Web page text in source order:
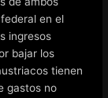
en el
ingresos
bajar los
tienen
gastos no